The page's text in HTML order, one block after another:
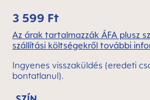
3 599 Ft
Az árak tartalmazzák ÁFA plusz
szállítási költségekről további
Ingyenes visszaküldés (eredeti
bontatlanul).